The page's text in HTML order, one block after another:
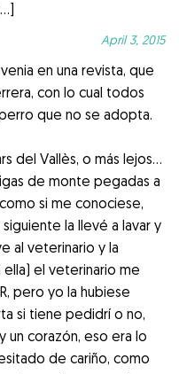
April 3, 2015
en una revista, que
con lo cual todos
que no se adopta.
del Vallès, o más lejos…
de monte pegadas a
si me conociese,
siguiente la llevé a lavar y
al veterinario y la
ella) el veterinario me
pero yo la hubiese
si tiene pedidrí o no,
un corazón, eso era lo
de cariño, como